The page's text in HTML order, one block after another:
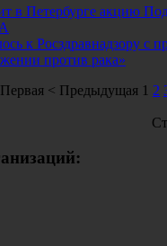
в Петербурге акцию
к Росздравнадзору с
против рака»
Первая < Предыдущая 1 2